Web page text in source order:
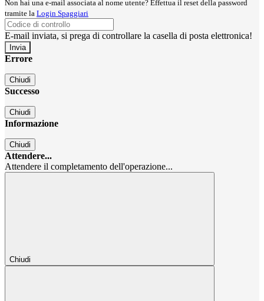
Non hai una e-mail associata al nome utente? Effettua il reset della password
tramite la Login Spaggiari
E-mail inviata, si prega di controllare la casella di posta elettronica!
Errore
Chiudi
Successo
Chiudi
Informazione
Chiudi
Attendere...
Attendere il completamento dell'operazione...
Chiudi